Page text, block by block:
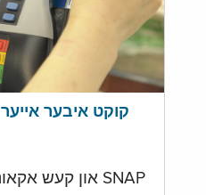
קוקט איבער אייער EBT סומע
SNAP און קעש אקאונט